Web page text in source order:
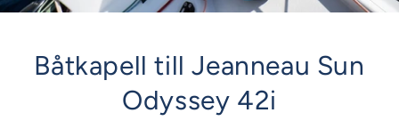
Båtkapell till Jeanneau Sun
Odyssey 42i